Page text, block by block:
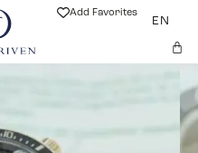
Add Favorites
EN